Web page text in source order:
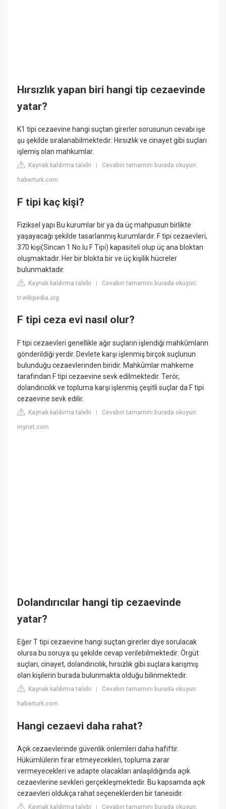
Hırsızlık yapan biri hangi tip cezaevinde
yatar?
K1 tipi cezaevine hangi suçtan girerler sorusunun cevabı işe
şu şekilde sıralanabilmektedir: Hırsızlık ve cinayet gibi suçları
işlemiş olan mahkumlar.
Kaynak kaldırma talebi |Cevabın tamamını burada okuyun:
haberturk.com
F tipi kaç kişi?
Fiziksel yapı Bu kurumlar bir ya da üç mahpusun birlikte
yaşayacağı şekilde tasarlanmış kurumlardır. F tipi cezaevleri,
370 kişi(Sincan 1 No.lu F Tipi) kapasiteli olup üç ana bloktan
oluşmaktadır. Her bir blokta bir ve üç kişilik hücreler
bulunmaktadır.
Kaynak kaldırma talebi |Cevabın tamamını burada okuyun:
tr.wikipedia.org
F tipi ceza evi nasıl olur?
F tipi cezaevleri genellikle ağır suçların işlendiği mahkûmların
gönderildiği yerdir. Devlete karşı işlenmiş birçok suçlunun
bulunduğu cezaevlerinden biridir. Mahkûmlar mahkeme
tarafından F tipi cezaevine sevk edilmektedir. Terör,
dolandırıcılık ve topluma karşı işlenmiş çeşitli suçlar da F tipi
cezaevine sevk edilir.
Kaynak kaldırma talebi |Cevabın tamamını burada okuyun:
mynet.com
Dolandırıcılar hangi tip cezaevinde
yatar?
Eğer T tipi cezaevine hangi suçtan girerler diye sorulacak
olursa bu soruya şu şekilde cevap verilebilmektedir: Örgüt
suçları, cinayet, dolandırıcılık, hırsızlık gibi suçlara karışmış
olan kişilerin burada bulunmakta olduğu bilinmektedir.
Kaynak kaldırma talebi |Cevabın tamamını burada okuyun:
haberturk.com
Hangi cezaevi daha rahat?
Açık cezaevlerinde güvenlik önlemleri daha hafiftir.
Hükümlülerin firar etmeyecekleri, topluma zarar
vermeyecekleri ve adapte olacakları anlaşıldığında açık
cezaevlerine sevkleri gerçekleşmektedir. Bu kapsamda açık
cezaevleri oldukça rahat seçeneklerden bir tanesidir.
Kaynak kaldırma talebi |Cevabın tamamını burada okuyun: